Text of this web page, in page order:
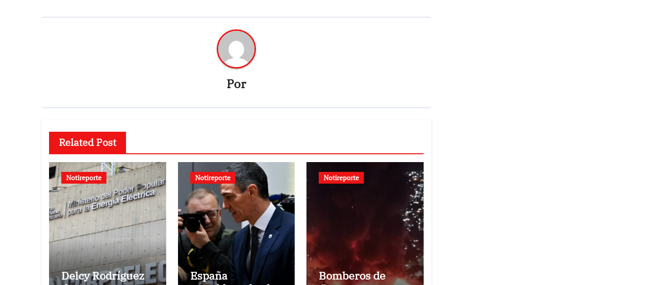
Por
Related Post
Notireporte
Delcy Rodríguez
Notireporte
España
Notireporte
Bomberos de